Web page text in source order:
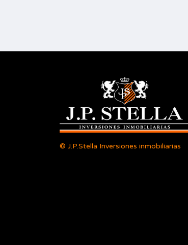
© J.P.Stella Inversiones inmobiliarias